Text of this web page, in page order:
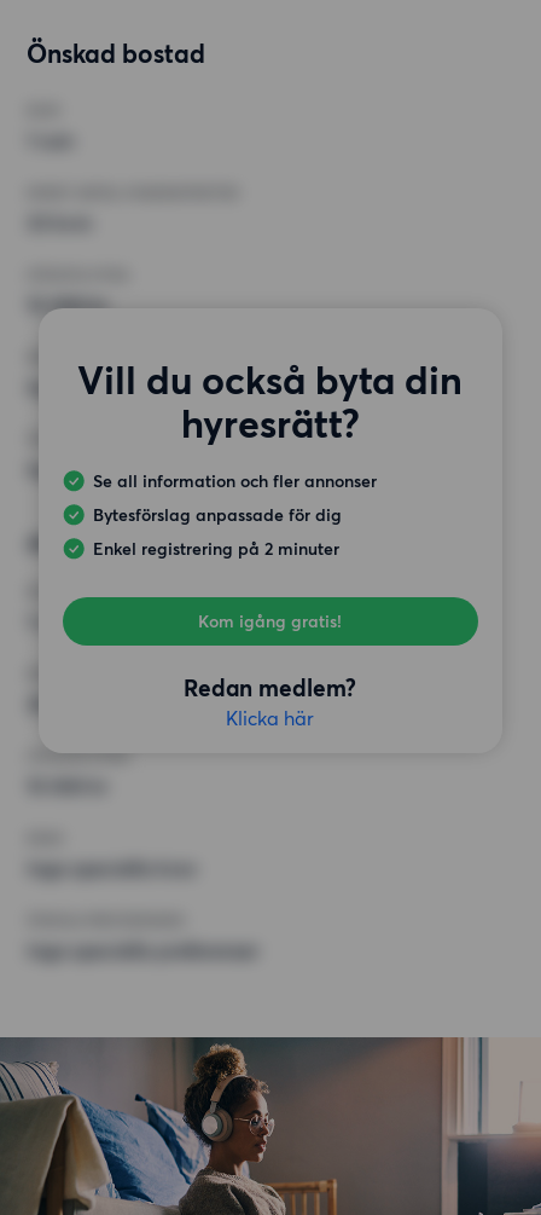
Önskad bostad
Vill du också byta din
hyresrätt?
Se all information och fler annonser
Bytesförslag anpassade för dig
Enkel registrering på 2 minuter
Kom igång gratis!
Redan medlem?
Klicka här
15 000 kr
Inga speciella krav
ÖVRIGA PREFERENSER
Inga speciella preferenser
Alternativt önskemål
1 rum
MINST ANTAL KVADRATMETER
HÖGSTA HYRA